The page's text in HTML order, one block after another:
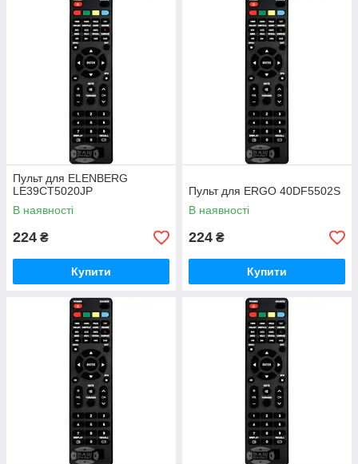
Пульт для ELENBERG
LE39CT5020JP
В наявності
224 ₴
Купити
Пульт для ERGO 40DF5502S
В наявності
224 ₴
Купити